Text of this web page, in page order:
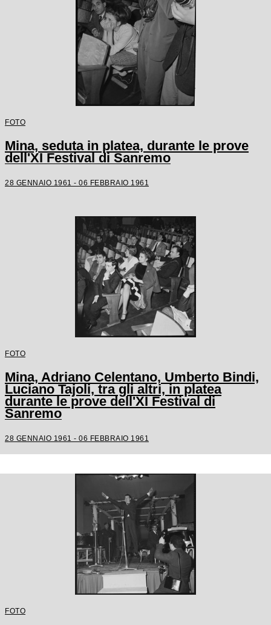
FOTO
Mina, seduta in platea, durante le prove
dell'XI Festival di Sanremo
28 GENNAIO 1961 - 06 FEBBRAIO 1961
FOTO
Mina, Adriano Celentano, Umberto Bindi,
Luciano Tajoli, tra gli altri, in platea
durante le prove dell'XI Festival di
Sanremo
28 GENNAIO 1961 - 06 FEBBRAIO 1961
FOTO